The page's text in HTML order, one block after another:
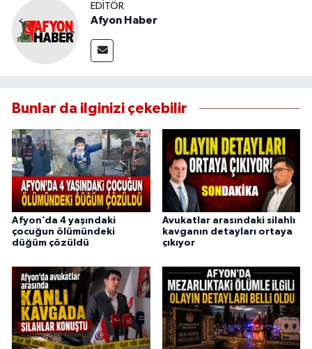
EDITÖR
Afyon Haber
Bunlar da ilginizi çekebilir
Afyon’da 4 yaşındaki
çocuğun ölümündeki
düğüm çözüldü
Avukatlar arasındaki silahlı
kavganın detayları ortaya
çıkıyor